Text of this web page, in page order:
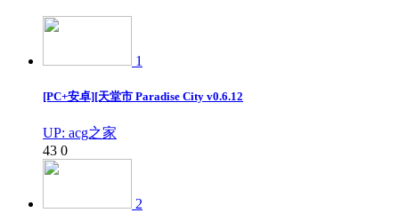
1
[PC+安卓][天堂市 Paradise City v0.6.12
UP: acg之家
43 0
2